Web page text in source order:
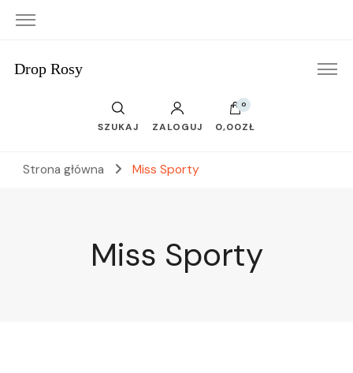
Drop Rosy
SZUKAJ ZALOGUJ
0
0,00ZŁ
Strona główna Miss Sporty
Miss Sporty